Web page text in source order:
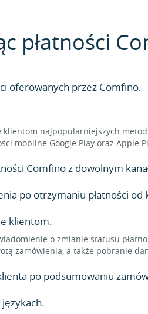
płatności
oferowanych przez Comfino.
najpopularniejszych
mobilne Google Play oraz Apple
Comfino z dowolnym
po otrzymaniu płatności od
klientom.
o zmianie statusu
zamówienia, a także pobranie
po podsumowaniu
językach.